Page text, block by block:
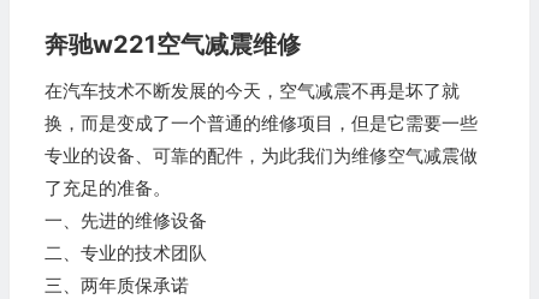
奔驰w221空气减震维修
在汽车技术不断发展的今天，空气减震不再是坏了就
换，而是变成了一个普通的维修项目，但是它需要一些
专业的设备、可靠的配件，为此我们为维修空气减震做
了充足的准备。
一、先进的维修设备
二、专业的技术团队
三、两年质保承诺